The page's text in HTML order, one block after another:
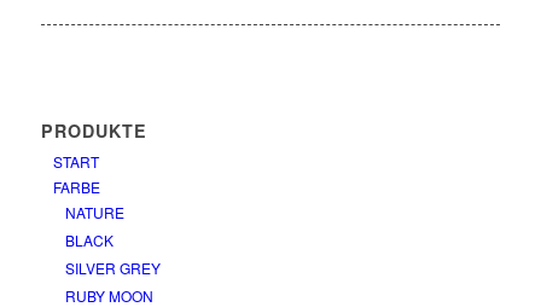
PRODUKTE
START
FARBE
NATURE
BLACK
SILVER GREY
RUBY MOON